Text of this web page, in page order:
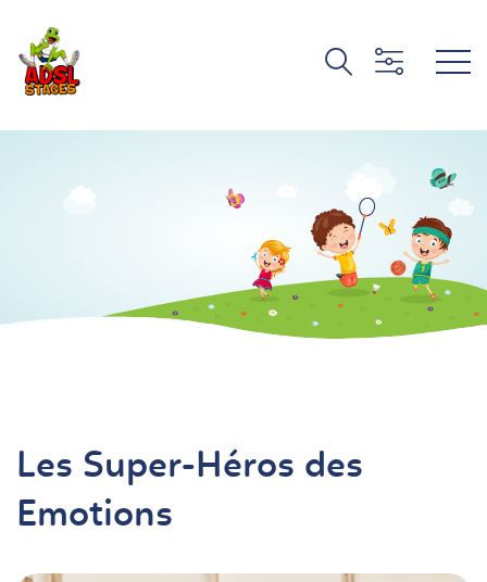
Les Super-Héros des
Emotions